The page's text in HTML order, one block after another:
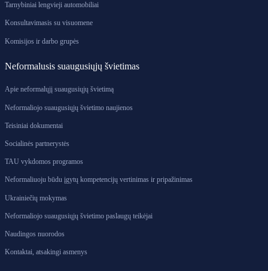
Tarnybiniai lengvieji automobiliai
Konsultavimasis su visuomene
Komisijos ir darbo grupės
Neformalusis suaugusiųjų švietimas
Apie neformalųjį suaugusiųjų švietimą
Neformaliojo suaugusiųjų švietimo naujienos
Teisiniai dokumentai
Socialinės partnerystės
TAU vykdomos programos
Neformaliuoju būdu įgytų kompetencijų vertinimas ir pripažinimas
Ukrainiečių mokymas
Neformaliojo suaugusiųjų švietimo paslaugų teikėjai
Naudingos nuorodos
Kontaktai, atsakingi asmenys